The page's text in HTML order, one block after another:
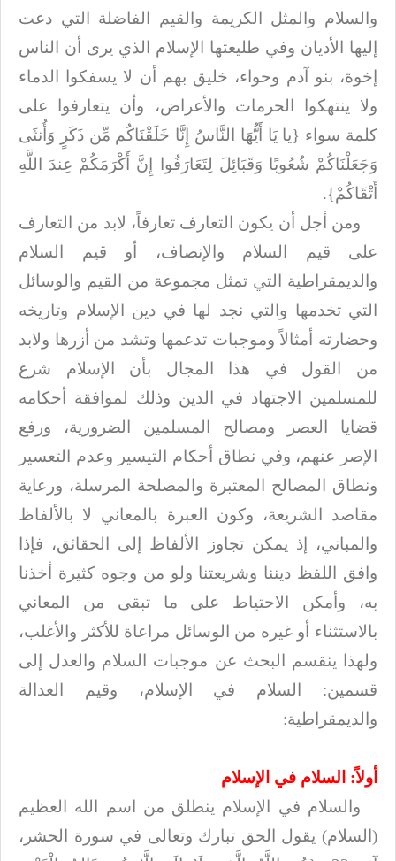
والسلام والمثل
الكريمة والقيم الفاضلة التي دعت
إليها الأديان وفي طليعتها الإسلام الذي يرى أن
الناس
إخوة، بنو آدم وحواء، خليق بهم أن لا يسفكوا الدماء
ولا ينتهكوا الحرمات
والأعراض، وأن يتعارفوا على
كلمة سواء {يا يَا أَيُّهَا النَّاسُ إِنَّا خَلَقْنَاكُم مِّن ذَكَرٍ وَأُنثَى
وَجَعَلْنَاكُمْ شُعُوبًا وَقَبَائِلَ لِتَعَارَفُوا إِنَّ أَكْرَمَكُمْ عِندَ اللَّهِ
أَتْقَاكُمْ}.
ومن أجل أن يكون التعارف تعارفاً، لابد من التعارف
على قيم السلام والإنصاف، أو
قيم السلام
والديمقراطية التي تمثل مجموعة من القيم والوسائل
التي تخدمها والتي نجد لها في دين الإسلام وتاريخه
وحضارته أمثالاً وموجبات تدعمها وتشد من أزرها ولابد
من
القول في هذا المجال بأن الإسلام شرع
للمسلمين الاجتهاد في الدين وذلك لموافقة
أحكامه
قضايا العصر ومصالح المسلمين الضرورية، ورفع
الإصر عنهم، وفي نطاق أحكام
التيسير وعدم التعسير
ونطاق المصالح المعتبرة والمصلحة المرسلة، ورعاية
مقاصد
الشريعة، وكون العبرة بالمعاني لا بالألفاظ
والمباني، إذ يمكن تجاوز الألفاظ إلى
الحقائق، فإذا
وافق اللفظ ديننا وشريعتنا ولو من وجوه كثيرة أخذنا
به، وأمكن
الاحتياط على ما تبقى من المعاني
بالاستثناء أو غيره من الوسائل مراعاة للأكثر
والأغلب،
ولهذا ينقسم البحث عن موجبات السلام والعدل إلى
قسمين: السلام في الإسلام،
وقيم العدالة
والديمقراطية:
أولاً: السلام في الإسلام
والسلام في الإسلام ينطلق من اسم الله العظيم
(السلام) يقول الحق تبارك وتعالى في سورة الحشر،